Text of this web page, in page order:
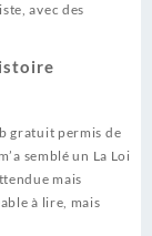
avec des
gratuit permis de
semblé un La Loi
mais
à lire, mais